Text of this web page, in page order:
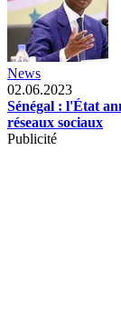
News
02.06.2023
Sénégal : l'État
réseaux sociaux
Publicité